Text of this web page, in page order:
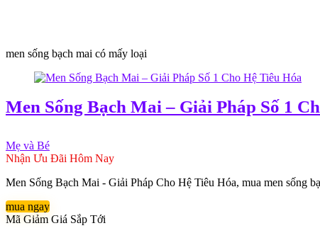
men sống bạch mai có mấy loại
Men Sống Bạch Mai – Giải Pháp Số 1
Mẹ và Bé
Nhận Ưu Đãi Hôm Nay
Men Sống Bạch Mai - Giải Pháp Cho Hệ Tiêu Hóa, mua men sống
mua ngay
Mã Giảm Giá Sắp Tới